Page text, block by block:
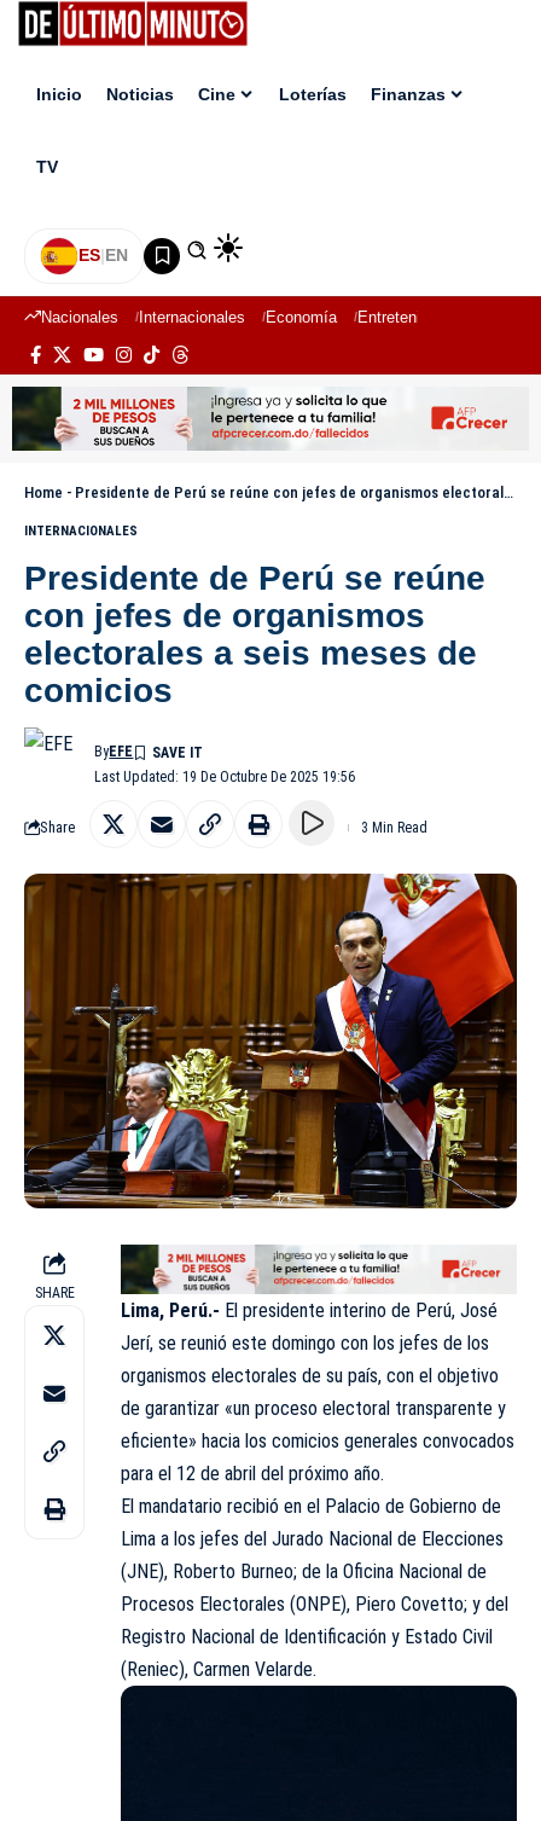
Inicio Noticias Cine Loterías Finanzas
TV
ES|EN
Nacionales Internacionales Economía Entretenimiento
Home - Presidente de Perú se reúne con jefes de organismos electorales a seis meses de comicios
INTERNACIONALES
Presidente de Perú se reúne
con jefes de organismos
electorales a seis meses de
comicios
Last Updated: 19 De Octubre De 2025 19:56
ByEFE
Share 3 Min Read
SHARE
Lima, Perú.- El presidente interino de Perú, José
Jerí, se reunió este domingo con los jefes de los
organismos electorales de su país, con el objetivo
de garantizar «un proceso electoral transparente y
eficiente» hacia los comicios generales convocados
para el 12 de abril del próximo año.
El mandatario recibió en el Palacio de Gobierno de
Lima a los jefes del Jurado Nacional de Elecciones
(JNE), Roberto Burneo; de la Oficina Nacional de
Procesos Electorales (ONPE), Piero Covetto; y del
Registro Nacional de Identificación y Estado Civil
(Reniec), Carmen Velarde.